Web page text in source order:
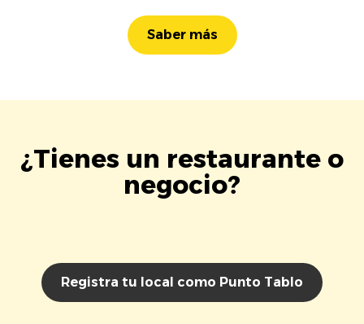
Saber más
¿Tienes un restaurante o
negocio?
Registra tu local como Punto Tablo